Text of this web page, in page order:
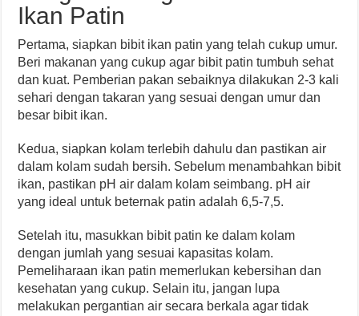
Ikan Patin
Pertama, siapkan bibit ikan patin yang telah cukup umur.
Beri makanan yang cukup agar bibit patin tumbuh sehat
dan kuat. Pemberian pakan sebaiknya dilakukan 2-3 kali
sehari dengan takaran yang sesuai dengan umur dan
besar bibit ikan.
Kedua, siapkan kolam terlebih dahulu dan pastikan air
dalam kolam sudah bersih. Sebelum menambahkan bibit
ikan, pastikan pH air dalam kolam seimbang. pH air
yang ideal untuk beternak patin adalah 6,5-7,5.
Setelah itu, masukkan bibit patin ke dalam kolam
dengan jumlah yang sesuai kapasitas kolam.
Pemeliharaan ikan patin memerlukan kebersihan dan
kesehatan yang cukup. Selain itu, jangan lupa
melakukan pergantian air secara berkala agar tidak